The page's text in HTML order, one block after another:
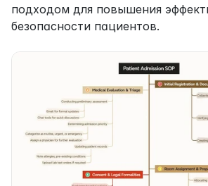
подходом для повышения
безопасности пациентов.